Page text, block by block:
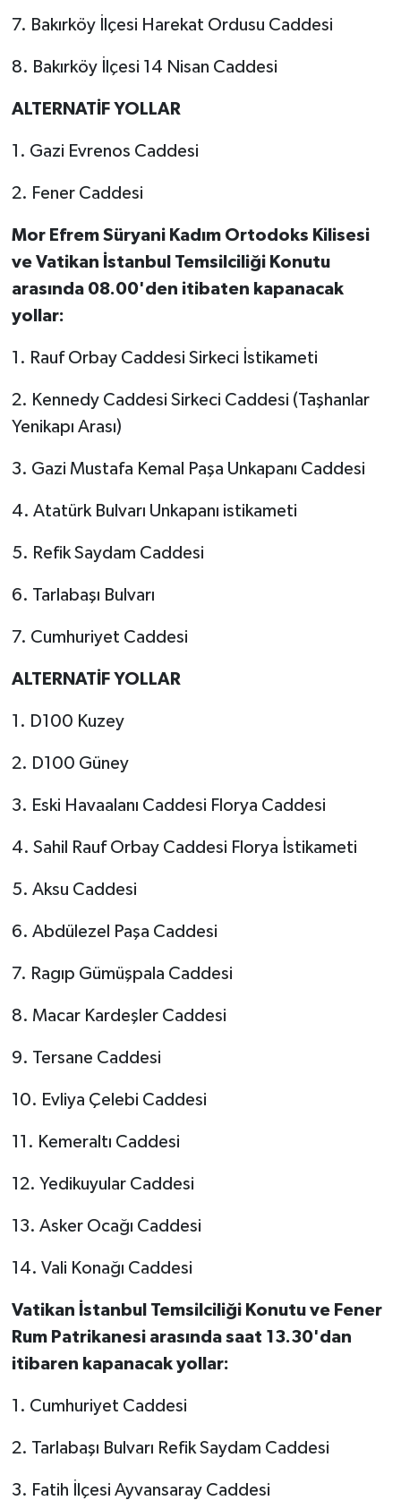
7. Bakırköy İlçesi Harekat Ordusu Caddesi
8. Bakırköy İlçesi 14 Nisan Caddesi
ALTERNATİF YOLLAR
1. Gazi Evrenos Caddesi
2. Fener Caddesi
Mor Efrem Süryani Kadım Ortodoks Kilisesi
ve Vatikan İstanbul Temsilciliği Konutu
arasında 08.00'den itibaten kapanacak
yollar:
1. Rauf Orbay Caddesi Sirkeci İstikameti
2. Kennedy Caddesi Sirkeci Caddesi (Taşhanlar
Yenikapı Arası)
3. Gazi Mustafa Kemal Paşa Unkapanı Caddesi
4. Atatürk Bulvarı Unkapanı istikameti
5. Refik Saydam Caddesi
6. Tarlabaşı Bulvarı
7. Cumhuriyet Caddesi
ALTERNATİF YOLLAR
1. D100 Kuzey
2. D100 Güney
3. Eski Havaalanı Caddesi Florya Caddesi
4. Sahil Rauf Orbay Caddesi Florya İstikameti
5. Aksu Caddesi
6. Abdülezel Paşa Caddesi
7. Ragıp Gümüşpala Caddesi
8. Macar Kardeşler Caddesi
9. Tersane Caddesi
10. Evliya Çelebi Caddesi
11. Kemeraltı Caddesi
12. Yedikuyular Caddesi
13. Asker Ocağı Caddesi
14. Vali Konağı Caddesi
Vatikan İstanbul Temsilciliği Konutu ve Fener
Rum Patrikanesi arasında saat 13.30'dan
itibaren kapanacak yollar:
1. Cumhuriyet Caddesi
2. Tarlabaşı Bulvarı Refik Saydam Caddesi
3. Fatih İlçesi Ayvansaray Caddesi